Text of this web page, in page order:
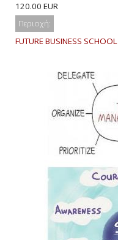
120.00 EUR
Περιοχή:
FUTURE BUSINESS SCHOOL